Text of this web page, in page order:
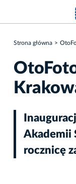
Strona główna
Akademii
rocznicę